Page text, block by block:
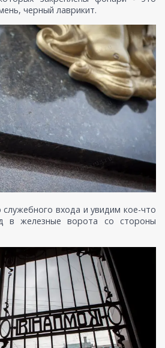
черный лаврикит.
входа и увидим кое-что
в железные ворота со стороны